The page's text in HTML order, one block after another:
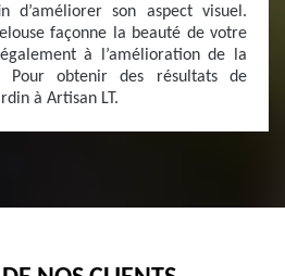
d’améliorer son aspect visuel.
façonne la beauté de votre
à l’amélioration de la
Pour obtenir des résultats de
à Artisan LT.